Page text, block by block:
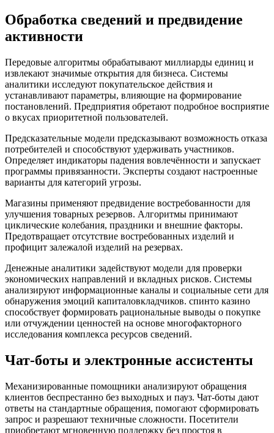
Обработка сведений и предвидение
активности
Передовые алгоритмы обрабатывают миллиарды единиц и
извлекают значимые открытия для бизнеса. Системы
аналитики исследуют покупательское действия и
устанавливают параметры, влияющие на формирование
постановлений. Предприятия обретают подробное восприятие
о вкусах приоритетной пользователей.
Предсказательные модели предсказывают возможность отказа
потребителей и способствуют удерживать участников.
Определяет индикаторы падения вовлечённости и запускает
программы привязанности. Эксперты создают настроенные
варианты для категорий угрозы.
Магазины применяют предвидение востребованности для
улучшения товарных резервов. Алгоритмы принимают
циклические колебания, праздники и внешние факторы.
Предотвращает отсутствие востребованных изделий и
профицит залежалой изделий на резервах.
Денежные аналитики задействуют модели для проверки
экономических направлений и вкладных рисков. Системы
анализируют информационные каналы и социальные сети для
обнаружения эмоций капиталовкладчиков. спинто казино
способствует формировать рациональные выводы о покупке
или отчуждении ценностей на основе многофакторного
исследования комплекса ресурсов сведений.
Чат-боты и электронные ассистенты
Механизированные помощники анализируют обращения
клиентов беспрестанно без выходных и пауз. Чат-боты дают
ответы на стандартные обращения, помогают сформировать
запрос и разрешают техничные сложности. Посетители
приобретают мгновенную поддержку без простоя в